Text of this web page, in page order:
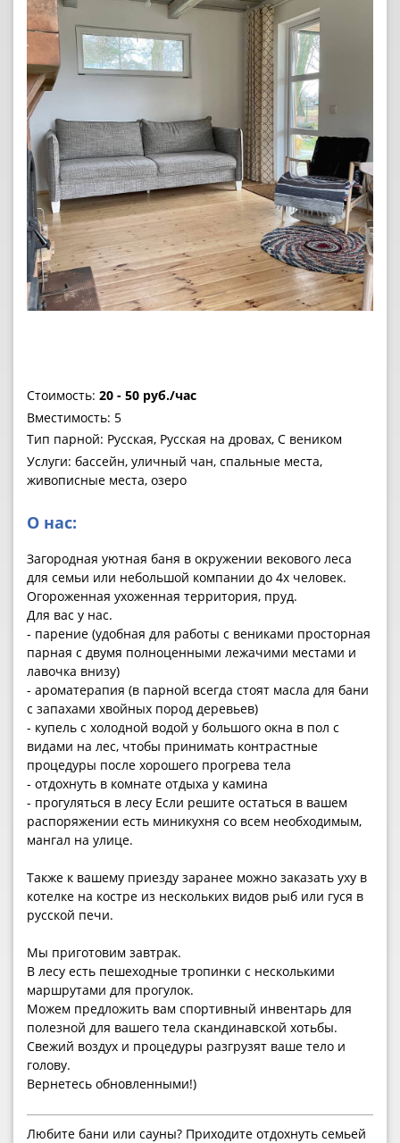
Стоимость: 20 - 50 руб./час
Вместимость: 5
Тип парной: Русская, Русская на дровах, С веником
Услуги: бассейн, уличный чан, спальные места,
живописные места, озеро
О нас:
Загородная уютная баня в окружении векового леса
для семьи или небольшой компании до 4х человек.
Огороженная ухоженная территория, пруд.
Для вас у нас.
- парение (удобная для работы с вениками просторная
парная с двумя полноценными лежачими местами и
лавочка внизу)
- ароматерапия (в парной всегда стоят масла для бани
с запахами хвойных пород деревьев)
- купель с холодной водой у большого окна в пол с
видами на лес, чтобы принимать контрастные
процедуры после хорошего прогрева тела
- отдохнуть в комнате отдыха у камина
- прогуляться в лесу Если решите остаться в вашем
распоряжении есть миникухня со всем необходимым,
мангал на улице.
Также к вашему приезду заранее можно заказать уху в
котелке на костре из нескольких видов рыб или гуся в
русской печи.
Мы приготовим завтрак.
В лесу есть пешеходные тропинки с несколькими
маршрутами для прогулок.
Можем предложить вам спортивный инвентарь для
полезной для вашего тела скандинавской хотьбы.
Свежий воздух и процедуры разгрузят ваше тело и
голову.
Вернетесь обновленными!)
Любите бани или сауны? Приходите отдохнуть семьей